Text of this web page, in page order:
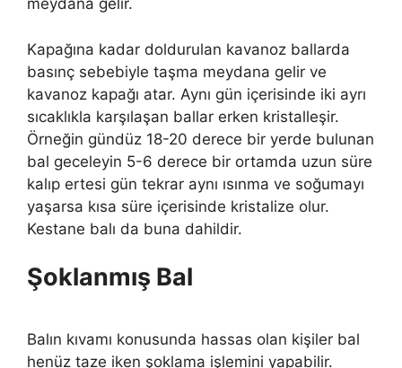
meydana gelir.
Kapağına kadar doldurulan kavanoz ballarda
basınç sebebiyle taşma meydana gelir ve
kavanoz kapağı atar. Aynı gün içerisinde iki ayrı
sıcaklıkla karşılaşan ballar erken kristalleşir.
Örneğin gündüz 18-20 derece bir yerde bulunan
bal geceleyin 5-6 derece bir ortamda uzun süre
kalıp ertesi gün tekrar aynı ısınma ve soğumayı
yaşarsa kısa süre içerisinde kristalize olur.
Kestane balı da buna dahildir.
Şoklanmış Bal
Balın kıvamı konusunda hassas olan kişiler bal
henüz taze iken şoklama işlemini yapabilir.